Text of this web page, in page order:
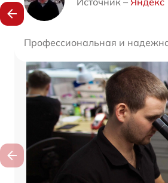
Профессиональная и